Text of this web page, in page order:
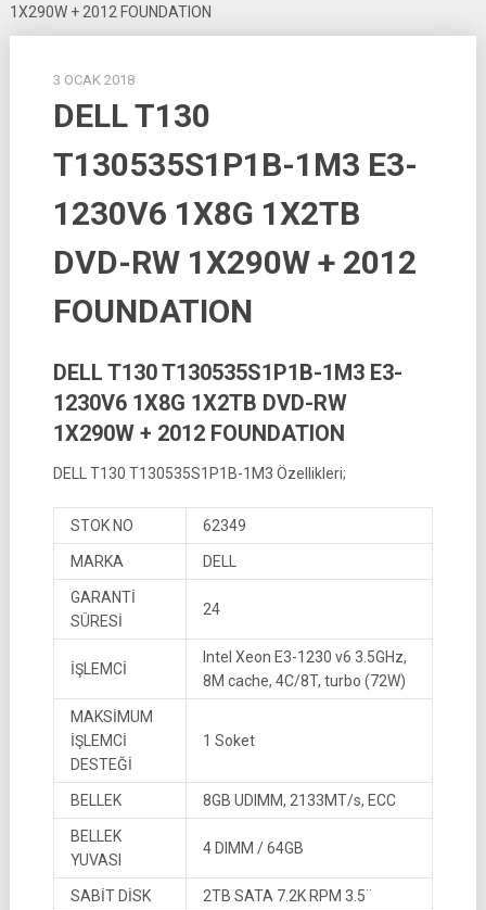
1X290W + 2012 FOUNDATION
3 OCAK 2018
DELL T130
T130535S1P1B-1M3 E3-
1230V6 1X8G 1X2TB
DVD-RW 1X290W + 2012
FOUNDATION
DELL T130 T130535S1P1B-1M3 E3-
1230V6 1X8G 1X2TB DVD-RW
1X290W + 2012 FOUNDATION
DELL T130 T130535S1P1B-1M3 Özellikleri;
STOK NO 62349
MARKA DELL
GARANTİ
SÜRESİ
24
İŞLEMCİ
Intel Xeon E3-1230 v6 3.5GHz,
8M cache, 4C/8T, turbo (72W)
MAKSİMUM
İŞLEMCİ
DESTEĞİ
1 Soket
BELLEK 8GB UDIMM, 2133MT/s, ECC
BELLEK
YUVASI
4 DIMM / 64GB
SABİT DİSK 2TB SATA 7.2K RPM 3.5¨